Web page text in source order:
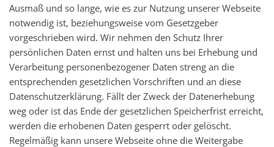
Ausmaß und so lange, wie es zur Nutzung unserer Webseite
notwendig ist, beziehungsweise vom Gesetzgeber
vorgeschrieben wird. Wir nehmen den Schutz Ihrer
persönlichen Daten ernst und halten uns bei Erhebung und
Verarbeitung personenbezogener Daten streng an die
entsprechenden gesetzlichen Vorschriften und an diese
Datenschutzerklärung. Fällt der Zweck der Datenerhebung
weg oder ist das Ende der gesetzlichen Speicherfrist erreicht,
werden die erhobenen Daten gesperrt oder gelöscht.
Regelmäßig kann unsere Webseite ohne die Weitergabe